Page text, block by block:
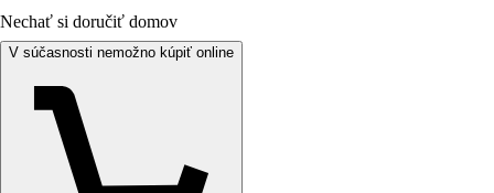
Nechať si doručiť domov
V súčasnosti nemožno kúpiť online